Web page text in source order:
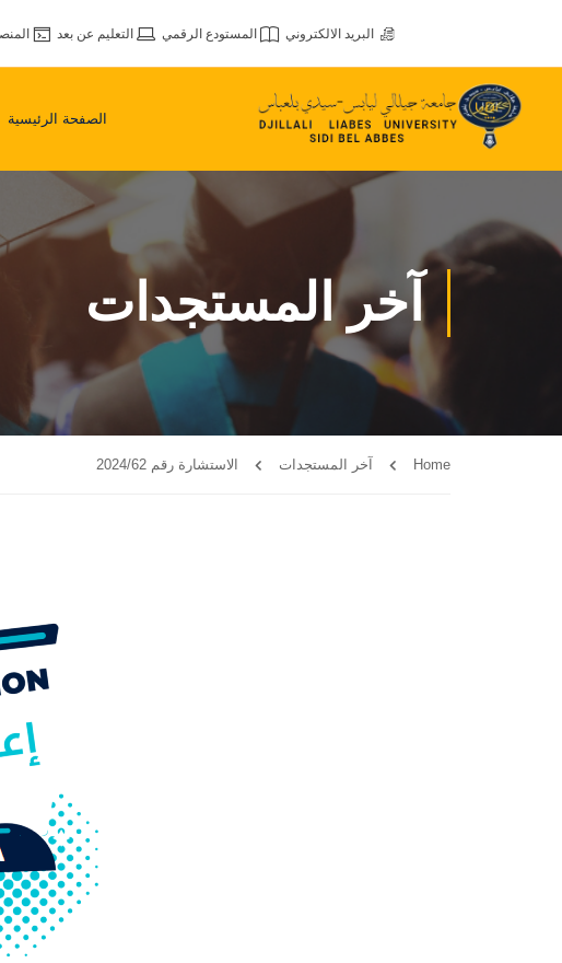
البريد الالكتروني المستودع الرقمي التعليم عن بعد
الصفحة الرئيسية
آخر المستجدات
Home آخر المستجدات الاستشارة رقم 2024/62